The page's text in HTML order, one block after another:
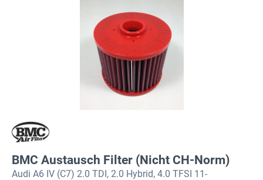
BMC Austausch Filter (Nicht CH-Norm)
Audi A6 IV (C7) 2.0 TDI, 2.0 Hybrid, 4.0 TFSI 11-